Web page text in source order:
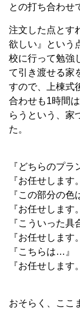
との打ち合わせ
注文した点とす
欲しい』という
校に行って勉強
て引き渡せる家
すので、上棟式
合わせも1時間
らうという、家
た。
『どちらのプラ
『お任せします
『この部分の色
『お任せします
『こういった具
『お任せします
『こちらは…』
『お任せします
おそらく、ここ